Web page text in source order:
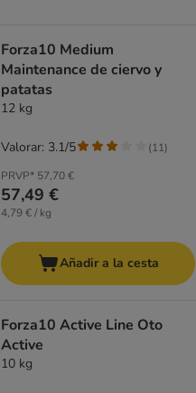
Forza10 Medium
Maintenance de ciervo y
patatas
12 kg
PRVP* 57,70 €
57,49 €
4,79 € / kg
Valorar: 3.1/5 (11)
Añadir a la cesta
Forza10 Active Line Oto
Active
10 kg